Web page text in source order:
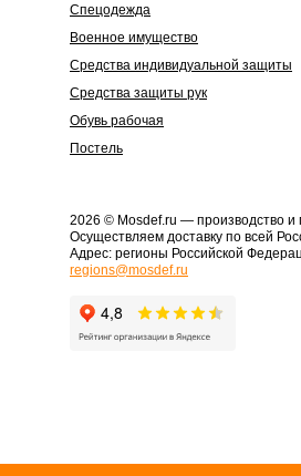
Спецодежда
Военное имущество
Средства индивидуальной защиты
Средства защиты рук
Обувь рабочая
Постель
2026 © Mosdef.ru — производство
Осуществляем доставку по всей
Адрес: регионы Российской
regions@mosdef.ru